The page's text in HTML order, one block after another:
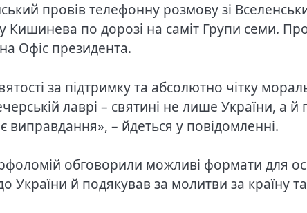
провів телефонну розмову зі
Кишинева по дорозі на саміт Групи семи.
на Офіс президента.
за підтримку та абсолютно чітку
лаврі – святині не лише України, а й
– йдеться у повідомленні.
обговорили можливі формати для
України й подякував за молитви за країну